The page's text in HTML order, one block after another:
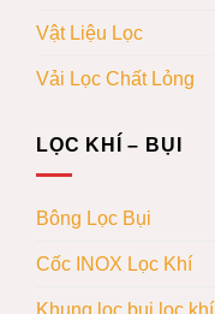
Vật Liệu Lọc
Vải Lọc Chất Lỏng
LỌC KHÍ – BỤI
Bông Lọc Bụi
Cốc INOX Lọc Khí
Khung lọc bụi lọc khí